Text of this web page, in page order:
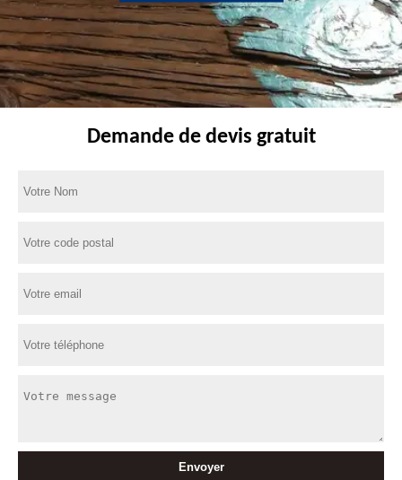
Demande de devis gratuit